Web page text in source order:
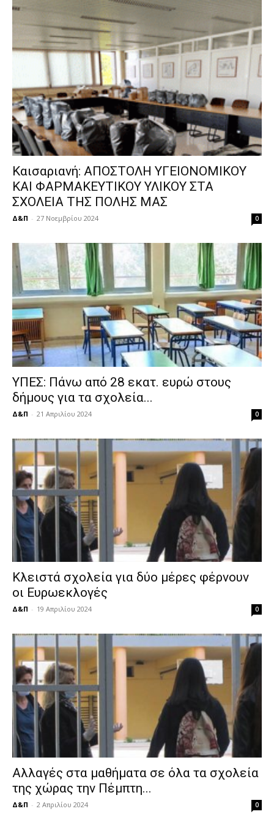
Καισαριανή: ΑΠΟΣΤΟΛΗ ΥΓΕΙΟΝΟΜΙΚΟΥ
ΚΑΙ ΦΑΡΜΑΚΕΥΤΙΚΟΥ ΥΛΙΚΟΥ ΣΤΑ
ΣΧΟΛΕΙΑ ΤΗΣ ΠΟΛΗΣ ΜΑΣ
Δ&Π - 27 Νοεμβρίου 2024 0
ΥΠΕΣ: Πάνω από 28 εκατ. ευρώ στους
δήμους για τα σχολεία...
Δ&Π - 21 Απριλίου 2024 0
Κλειστά σχολεία για δύο μέρες φέρνουν
οι Ευρωεκλογές
Δ&Π - 19 Απριλίου 2024 0
Αλλαγές στα μαθήματα σε όλα τα σχολεία
της χώρας την Πέμπτη...
Δ&Π - 2 Απριλίου 2024 0